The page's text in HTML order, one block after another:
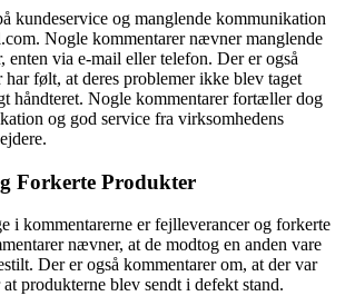
kundeservice og manglende kommunikation
Nogle kommentarer nævner manglende
enten via e-mail eller telefon. Der er også
følt, at deres problemer ikke blev taget
håndteret. Nogle kommentarer fortæller dog
og god service fra virksomhedens
Forkerte Produkter
i kommentarerne er fejlleverancer og forkerte
nævner, at de modtog en anden vare
Der er også kommentarer om, at der var
produkterne blev sendt i defekt stand.